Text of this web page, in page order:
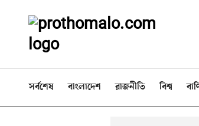
সর্বশেষ বাংলাদেশ রাজনীতি বিশ্ব